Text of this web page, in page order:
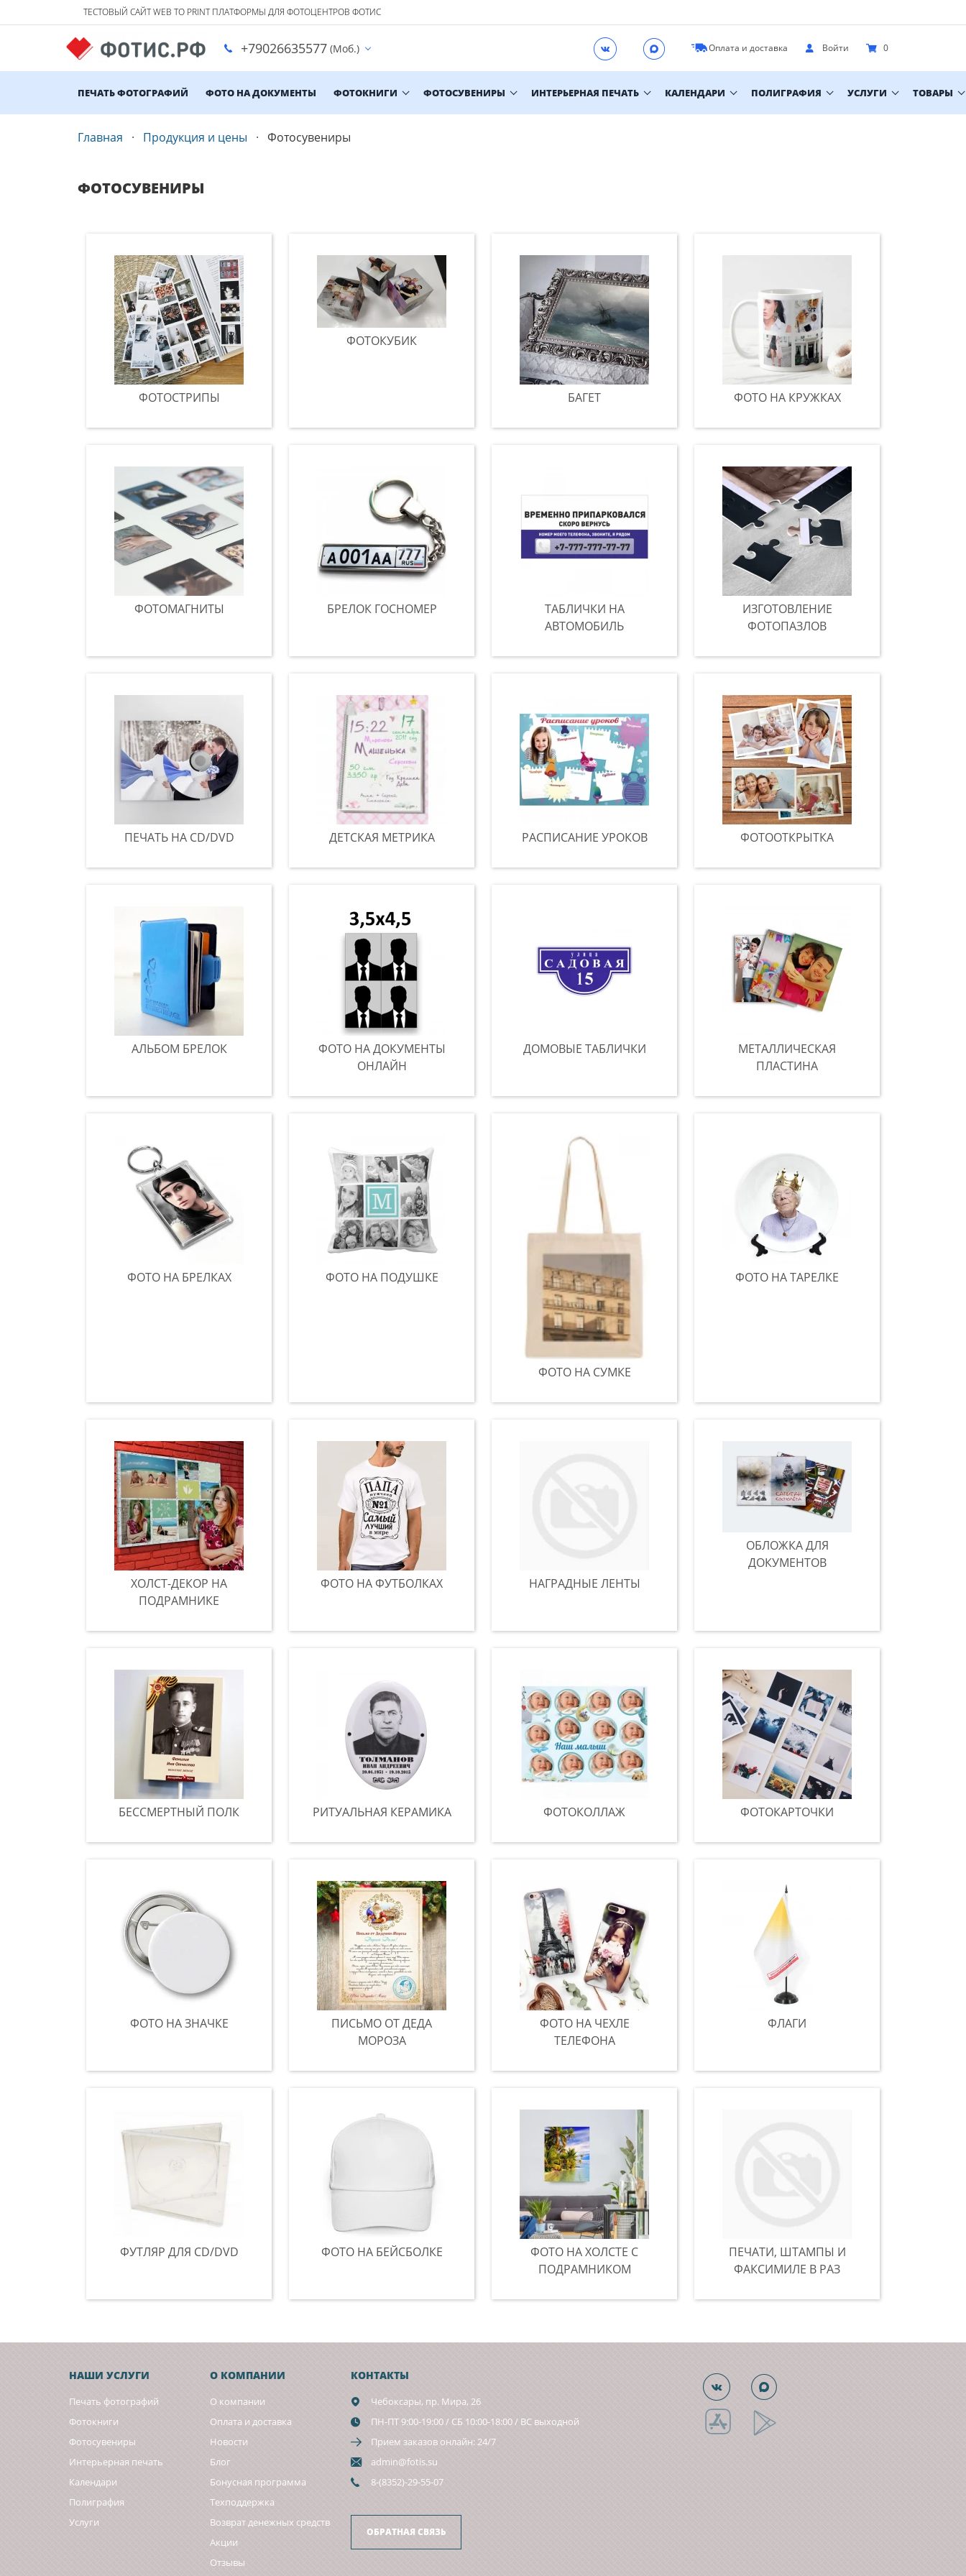
ТЕСТОВЫЙ САЙТ WEB TO PRINT ПЛАТФОРМЫ ДЛЯ ФОТОЦЕНТРОВ ФОТИС
+79026635577 (Моб.) Оплата и доставка Войти 0
ПЕЧАТЬ ФОТОГРАФИЙ ФОТО НА ДОКУМЕНТЫ ФОТОКНИГИ ФОТОСУВЕНИРЫ ИНТЕРЬЕРНАЯ ПЕЧАТЬ КАЛЕНДАРИ ПОЛИГРАФИЯ УСЛУГИ ТОВАРЫ
Главная Продукция и цены Фотосувениры
ФОТОСУВЕНИРЫ
ФОТОСТРИПЫ
ФОТОКУБИК
БАГЕТ ФОТО НА КРУЖКАХ
ФОТОМАГНИТЫ БРЕЛОК ГОСНОМЕР
ТАБЛИЧКИ НА
АВТОМОБИЛЬ
ИЗГОТОВЛЕНИЕ
ФОТОПАЗЛОВ
ПЕЧАТЬ НА CD/DVD ДЕТСКАЯ МЕТРИКА РАСПИСАНИЕ УРОКОВ ФОТООТКРЫТКА
АЛЬБОМ БРЕЛОК
ФОТО НА ДОКУМЕНТЫ
ОНЛАЙН
ДОМОВЫЕ ТАБЛИЧКИ
МЕТАЛЛИЧЕСКАЯ
ПЛАСТИНА
ФОТО НА БРЕЛКАХ ФОТО НА ПОДУШКЕ
ФОТО НА СУМКЕ
ФОТО НА ТАРЕЛКЕ
ХОЛСТ-ДЕКОР НА
ПОДРАМНИКЕ
ФОТО НА ФУТБОЛКАХ НАГРАДНЫЕ ЛЕНТЫ
ОБЛОЖКА ДЛЯ
ДОКУМЕНТОВ
БЕССМЕРТНЫЙ ПОЛК РИТУАЛЬНАЯ КЕРАМИКА ФОТОКОЛЛАЖ ФОТОКАРТОЧКИ
ФОТО НА ЗНАЧКЕ
ПИСЬМО ОТ ДЕДА
МОРОЗА
ФОТО НА ЧЕХЛЕ
ТЕЛЕФОНА
ФЛАГИ
ФУТЛЯР ДЛЯ CD/DVD ФОТО НА БЕЙСБОЛКЕ
ФОТО НА ХОЛСТЕ С
ПОДРАМНИКОМ
ПЕЧАТИ, ШТАМПЫ И
ФАКСИМИЛЕ В РАЗ
НАШИ УСЛУГИ
Печать фотографий
Фотокниги
Фотосувениры
Интерьерная печать
Календари
Полиграфия
Услуги
О КОМПАНИИ
О компании
Оплата и доставка
Новости
Блог
Бонусная программа
Техподдержка
Возврат денежных средств
Акции
Отзывы
КОНТАКТЫ
Чебоксары, пр. Мира, 26
ПН-ПТ 9:00-19:00 / СБ 10:00-18:00 / ВС выходной
Прием заказов онлайн: 24/7
admin@fotis.su
8-(8352)-29-55-07
ОБРАТНАЯ СВЯЗЬ